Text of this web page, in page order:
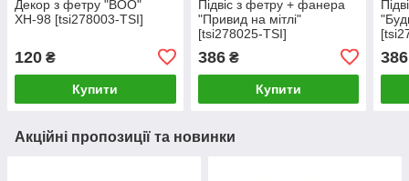
Декор з фетру "BOO"
ХН-98 [tsi278003-TSI]
120 ₴
Купити
Підвіс з фетру + фанера
"Привид на мітлі"
[tsi278025-TSI]
386₴
Купити
386
Акційні пропозиції та новинки